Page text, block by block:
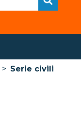
> Serie civili